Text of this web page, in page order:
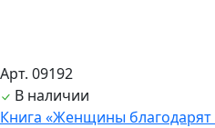
Арт. 09192
В наличии
Книга «Женщины благодарят